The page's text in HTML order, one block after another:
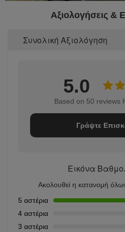
Αξιολογήσεις &
Συνολική Αξιολόγηση
5.0
Based on 50 reviews
Γράψτε
Εικόνα
Ακολουθεί η κατανομή
5 αστέρια
4 αστέρια
3 αστέρια